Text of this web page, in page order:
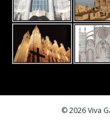
© 2026 Viva